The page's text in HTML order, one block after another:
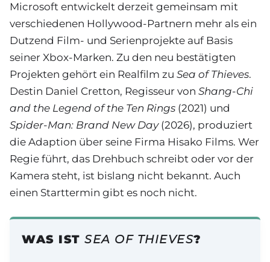
Microsoft entwickelt derzeit gemeinsam mit
verschiedenen Hollywood-Partnern mehr als ein
Dutzend Film- und Serienprojekte auf Basis
seiner Xbox-Marken. Zu den neu bestätigten
Projekten gehört ein Realfilm zu Sea of Thieves.
Destin Daniel Cretton, Regisseur von Shang-Chi
and the Legend of the Ten Rings (2021) und
Spider-Man: Brand New Day(2026), produziert
die Adaption über seine Firma Hisako Films. Wer
Regie führt, das Drehbuch schreibt oder vor der
Kamera steht, ist bislang nicht bekannt. Auch
einen Starttermin gibt es noch nicht.
WAS ISTSEA OF THIEVES?